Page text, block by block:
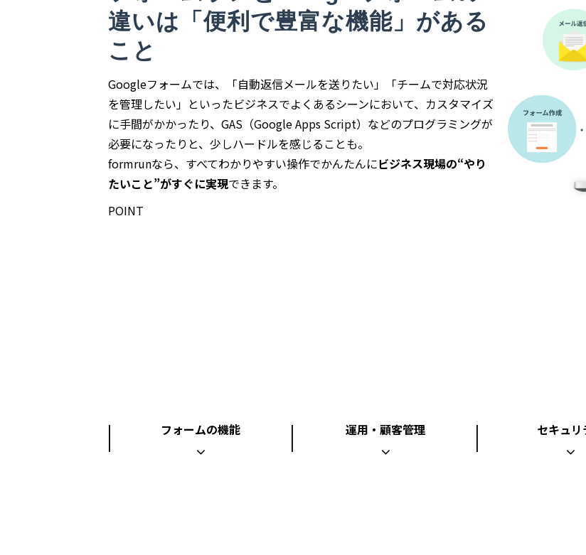
違いは「便利で豊富な機能」がある
こと
Googleフォームでは、「自動返信メールを送りたい」「チームで対応状況
を管理したい」といったビジネスでよくあるシーンにおいて、カスタマイズ
に手間がかかったり、GAS（Google Apps Script）などのプログラミングが
必要になったりと、少しハードルを感じることも。
formrunなら、すべてわかりやすい操作でかんたんにビジネス現場の“やり
たいこと”がすぐに実現できます。
POINT
フォームの機能 運用・顧客管理 セキュリ